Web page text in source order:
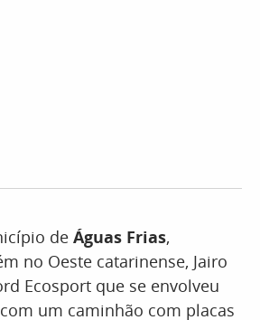
de Águas Frias,
no Oeste catarinense, Jairo
Ecosport que se envolveu
um caminhão com placas